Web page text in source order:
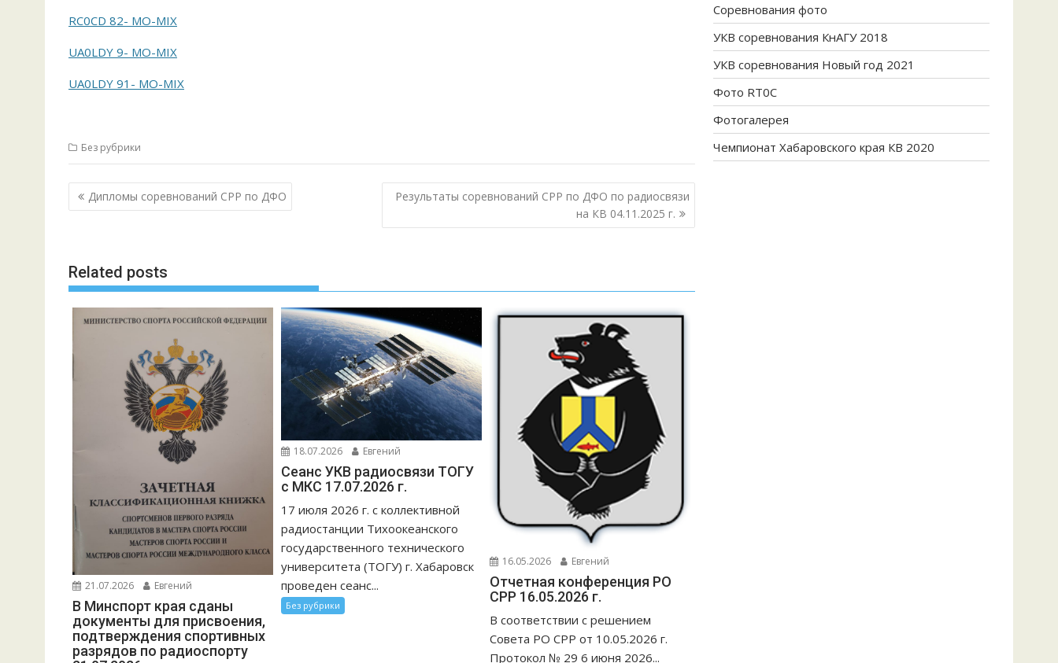
RC0CD 82- MO-MIX
UA0LDY 9- MO-MIX
UA0LDY 91- MO-MIX
Без рубрики
Навигация
по
Дипломы соревнований СРР по ДФО
Результаты соревнований СРР по ДФО по радиосвязи
на КВ 04.11.2025 г.
Related posts
21.07.2026 Евгений
В Минспорт края сданы
документы для присвоения,
подтверждения спортивных
разрядов по радиоспорту
18.07.2026 Евгений
Сеанс УКВ радиосвязи ТОГУ
с МКС 17.07.2026 г.
17 июля 2026 г. с коллективной
радиостанции Тихоокеанского
государственного технического
университета (ТОГУ) г. Хабаровск
проведен сеанс...
Без рубрики
16.05.2026 Евгений
Отчетная конференция РО
СРР 16.05.2026 г.
В соответствии с решением
Совета РО СРР от 10.05.2026 г.
Протокол № 29 6 июня 2026...
Соревнования фото
УКВ соревнования КнАГУ 2018
УКВ соревнования Новый год 2021
Фото RT0C
Фотогалерея
Чемпионат Хабаровского края КВ 2020